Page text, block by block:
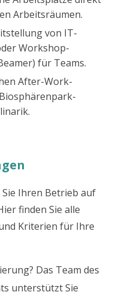
Arbeitsräumen.
von IT-
Workshop-
für Teams.
After-Work-
Ihren Betrieb auf
finden Sie alle
Kriterien für Ihre
Das Team des
unterstützt Sie